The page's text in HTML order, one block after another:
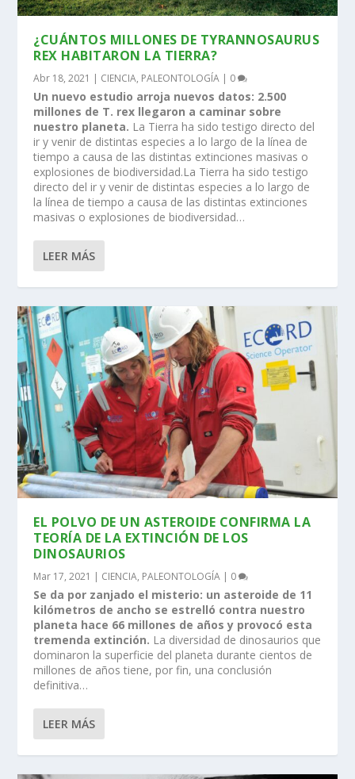
¿CUÁNTOS MILLONES DE TYRANNOSAURUS
REX HABITARON LA TIERRA?
Abr 18, 2021 | CIENCIA, PALEONTOLOGÍA | 0
Un nuevo estudio arroja nuevos datos: 2.500
millones de T. rex llegaron a caminar sobre
nuestro planeta. La Tierra ha sido testigo directo del
ir y venir de distintas especies a lo largo de la línea de
tiempo a causa de las distintas extinciones masivas o
explosiones de biodiversidad.La Tierra ha sido testigo
directo del ir y venir de distintas especies a lo largo de
la línea de tiempo a causa de las distintas extinciones
masivas o explosiones de biodiversidad…
LEER MÁS
EL POLVO DE UN ASTEROIDE CONFIRMA LA
TEORÍA DE LA EXTINCIÓN DE LOS
DINOSAURIOS
Mar 17, 2021 | CIENCIA, PALEONTOLOGÍA | 0
Se da por zanjado el misterio: un asteroide de 11
kilómetros de ancho se estrelló contra nuestro
planeta hace 66 millones de años y provocó esta
tremenda extinción. La diversidad de dinosaurios que
dominaron la superficie del planeta durante cientos de
millones de años tiene, por fin, una conclusión
definitiva…
LEER MÁS